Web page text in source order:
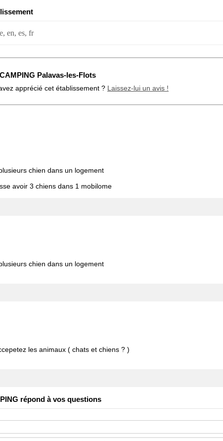
en, es, fr
Palavas-les-Flots
apprécié cet établissement ? Laissez-lui un avis !
(en chiffres) :
chien dans un logement
avoir 3 chiens dans 1 mobilome
chien dans un logement
les animaux ( chats et chiens ? )
répond à vos questions